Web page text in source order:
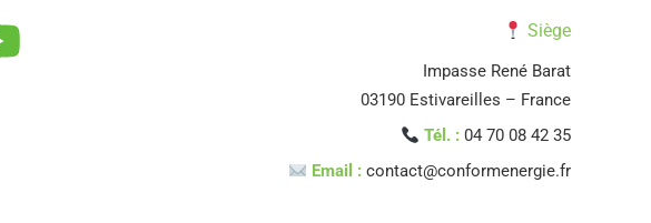
Siège
Impasse René Barat
03190 Estivareilles – France
Tél. : 04 70 08 42 35
Email : contact@conformenergie.fr